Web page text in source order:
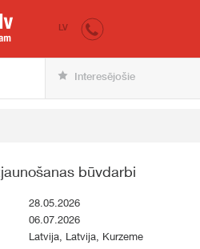
iepirkumi.lv
LV
Interesējošie
būvdarbi
28.05.2026
06.07.2026
Latvija, Latvija, Kurzeme